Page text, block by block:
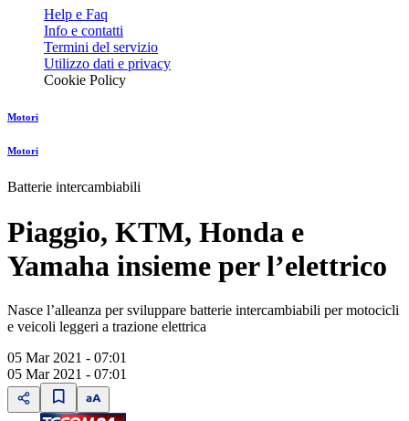
Help e Faq
Info e contatti
Termini del servizio
Utilizzo dati e privacy
Cookie Policy
Motori
Motori
Batterie intercambiabili
Piaggio, KTM, Honda e
Yamaha insieme per lʼelettrico
Nasce lʼalleanza per sviluppare batterie intercambiabili per motocicli
e veicoli leggeri a trazione elettrica
05 Mar 2021 - 07:01
05 Mar 2021 - 07:01